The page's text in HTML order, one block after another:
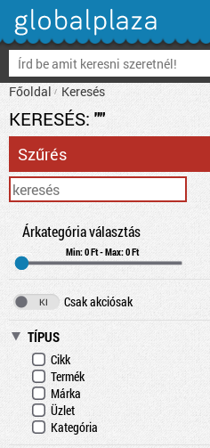
Főoldal Keresés
KERESÉS: ""
Szűrés
Árkategória választás
Min: 0 Ft - Max: 0 Ft
Csak akciósak
TÍPUS
Cikk
Termék
Márka
Üzlet
Kategória